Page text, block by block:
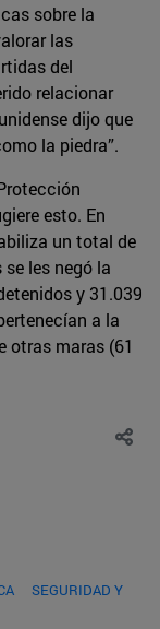
sobre la
las
del
relacionar
dijo que
la piedra”.
esto. En
un total de
les negó la
y 31.039
a la
otras maras (61
SEGURIDAD Y